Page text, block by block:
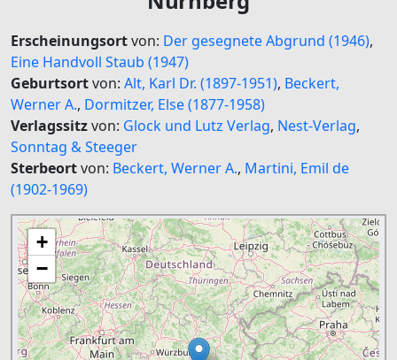
Erscheinungsortvon: Der gesegnete Abgrund (1946),
Eine Handvoll Staub (1947)
Geburtsortvon: Alt, Karl Dr. (1897-1951), Beckert,
Werner A., Dormitzer, Else (1877-1958)
Verlagssitzvon: Glock und Lutz Verlag, Nest-Verlag,
Sonntag & Steeger
Sterbeortvon: Beckert, Werner A., Martini, Emil de
(1902-1969)
+
−